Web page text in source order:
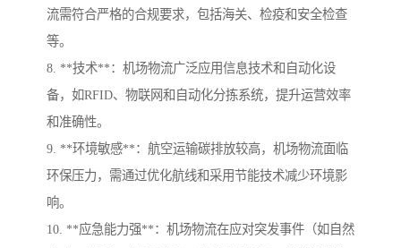
流需符合严格的合规要求，包括海关、检疫和安全检查
等。
8. **技术**：机场物流广泛应用信息技术和自动化设
备，如RFID、物联网和自动化分拣系统，提升运营效率
和准确性。
9. **环境敏感**：航空运输碳排放较高，机场物流面临
环保压力，需通过优化航线和采用节能技术减少环境影
响。
10. **应急能力强**：机场物流在应对突发事件（如自然